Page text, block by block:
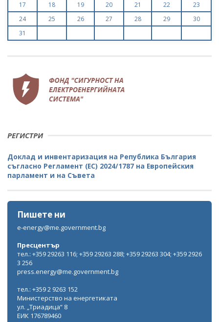
17
18 19 20 21 22
23
24
25 26 27 28 29
30
31
РЕГИСТРИ
Доклад и инвентаризация на Република България
съгласно Регламент (ЕС) 2024/1787 на Европейския
парламент и на Съвета
Пишете ни
e-energy@me.government.bg
Пресцентър
тел.: +359 29263 116; +359 29263 288; +359 29263 304; +359 2926
3 256
press.energy@me.government.bg
тел.: +359 2 9263 152
Министерство на енергетиката
ул. „Триадица“ 8
ЕИК 176789460